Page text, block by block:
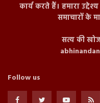
कार्य करते हैं। हमारा
समाचारों के
सत्य की
Follow us